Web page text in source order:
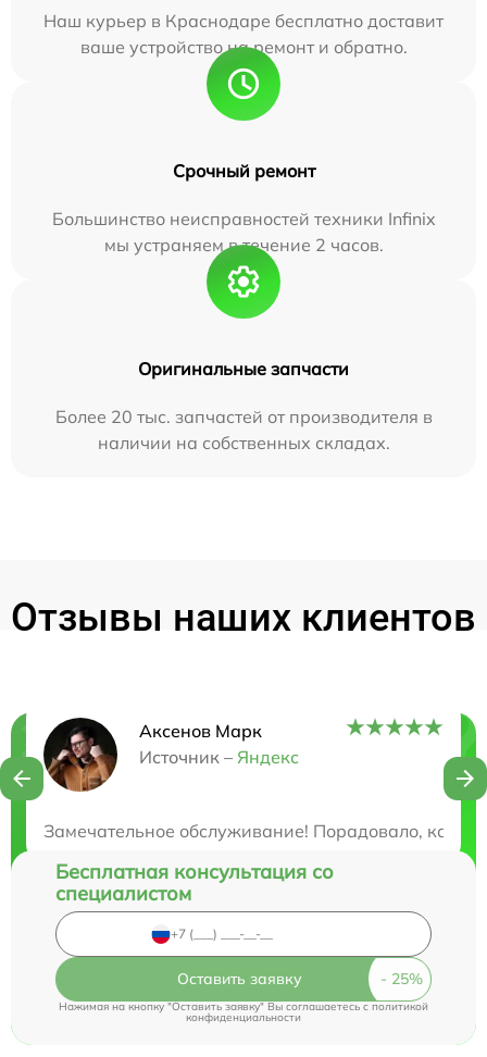
Наш курьер в Краснодаре бесплатно доставит
ваше устройство на ремонт и обратно.
Срочный ремонт
Большинство неисправностей техники Infinix
мы устраняем в течение 2 часов.
Оригинальные запчасти
Более 20 тыс. запчастей от производителя в
наличии на собственных складах.
Отзывы наших клиентов
Аксенов Марк
Источник – Яндекс
Замечательное обслуживание! Порадовало, как
Нужна консультация?
Бесплатная консультация со
специалистом
Оставить заявку
Нажимая на кнопку "Оставить заявку" Вы соглашаетесь cполитикой
конфиденциальности